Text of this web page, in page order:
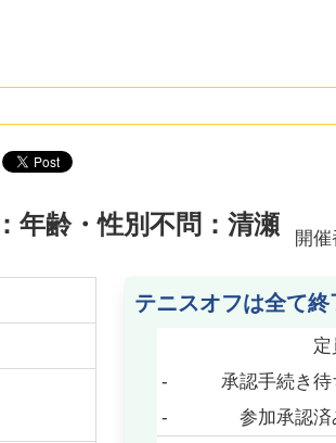
年齢・性別不問：清瀬
開
テニスオフは全て終
定
-
承認手続き待
-
参加承認済